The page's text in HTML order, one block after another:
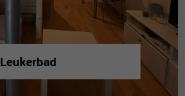
Leukerbad